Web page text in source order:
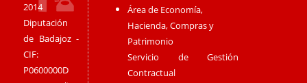
2014
Diputación
de Badajoz -
CIF:
P0600000D
Área de Economía,
Hacienda, Compras y
Patrimonio
Servicio de Gestión
Contractual